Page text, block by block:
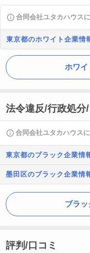
合同会社ユタカハウス
東京都のホワイト企業情
ホワイ
法令違反/行政処分
合同会社ユタカハウス
東京都のブラック企業情
墨田区のブラック企業情
ブラ
評判/口コミ